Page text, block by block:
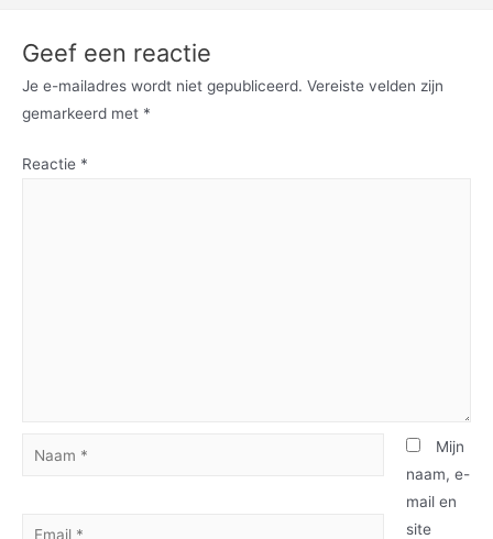
Geef een reactie
Je e-mailadres wordt niet gepubliceerd. Vereiste velden zijn
gemarkeerd met *
Reactie *
Mijn
naam, e-
mail en
site